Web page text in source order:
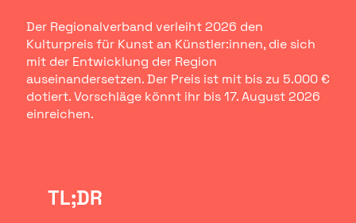
Der Regionalverband verleiht 2026 den
Kulturpreis für Kunst an Künstler:innen, die sich
mit der Entwicklung der Region
auseinandersetzen. Der Preis ist mit bis zu 5.000 €
dotiert. Vorschläge könnt ihr bis 17. August 2026
einreichen.
TL;DR